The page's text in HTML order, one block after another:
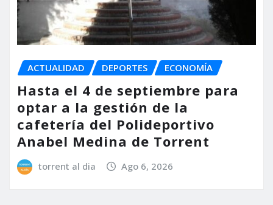
ACTUALIDAD DEPORTES ECONOMÍA
Hasta el 4 de septiembre para
optar a la gestión de la
cafetería del Polideportivo
Anabel Medina de Torrent
torrent al dia Ago 6, 2026